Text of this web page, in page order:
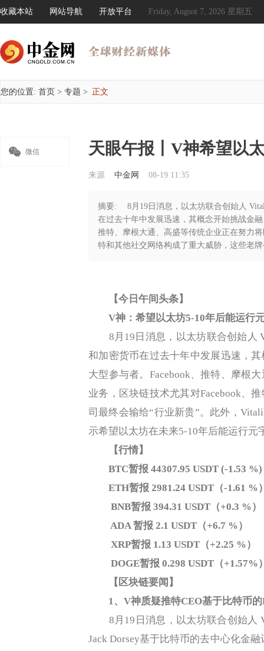
收藏本站 网站导航 开放平台 Friday, August 7, 2026 星期五
您的位置: 首页 > 专题 > 正文
 微信 天眼午报丨V神希望以
来源 中金网 08-19 11:35
摘要: 8月19日消息，以太坊联合创始人
在过去十年中发展迅速，其概念开始挑战金
推特、摩根大通、高盛等传统企业正在努力
特和其他社交网络构成了重大威胁，这些老
【今日午间头条】
V神：希望以太坊5-10年后能运行
8月19日消息，以太坊联合创始人
和加密货币在过去十年中发展迅速，
大型参与者。Facebook、推特、摩根
业务，区块链技术尤其对Facebook、
司最终会输给“行业新贵”。此外，
示希望以太坊在未来5-10年后能运行元
【行情】
BTC暂报 44307.95 USDT (-1.53 %)
ETH暂报 2981.24 USDT（-1.61 %
BNB暂报 394.31 USDT（+0.3 %）
ADA 暂报 2.1 USDT（+6.7 %）
XRP暂报 1.13 USDT（+2.25 %）
DOGE暂报 0.298 USDT（+1.57%
【区块链要闻】
1、 V神质疑推特CEO基于比特币
8月19日消息，以太坊联合创始人
Jack Dorsey基于比特币的去中心化金